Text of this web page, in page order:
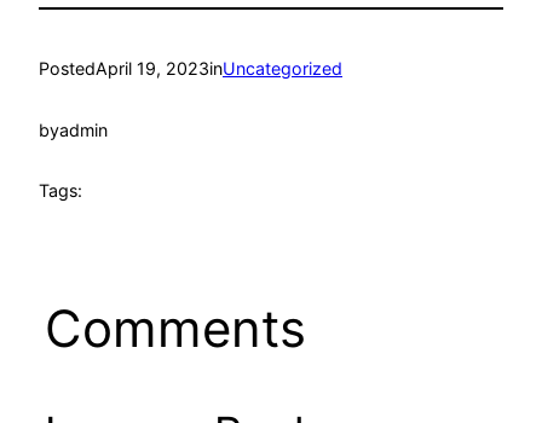
PostedApril 19, 2023inUncategorized
byadmin
Tags:
Comments